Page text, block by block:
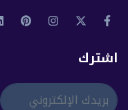
اشترك